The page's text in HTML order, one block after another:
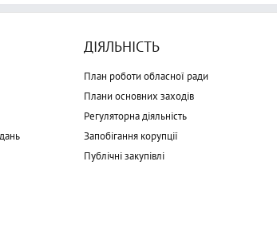
ДІЯЛЬНІСТЬ
План роботи обласної ради
Плани основних заходів
Регуляторна діяльність
Запобігання корупції
Публічні закупівлі